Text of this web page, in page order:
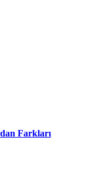
Farkları